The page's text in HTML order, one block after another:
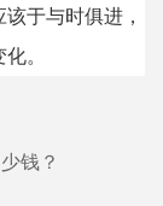
于与时俱进，
。
钱？